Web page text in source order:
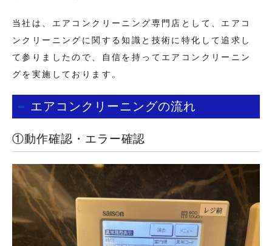
当社は、エアコンクリーニング専門店として、エアコ
ンクリーニングに関する知識と技術に特化して追求し
て参りましたので、自信を持ってエアコンクリーニン
グを実施しております。
エアコンクリーニングの流れ
①動作確認・エラー確認